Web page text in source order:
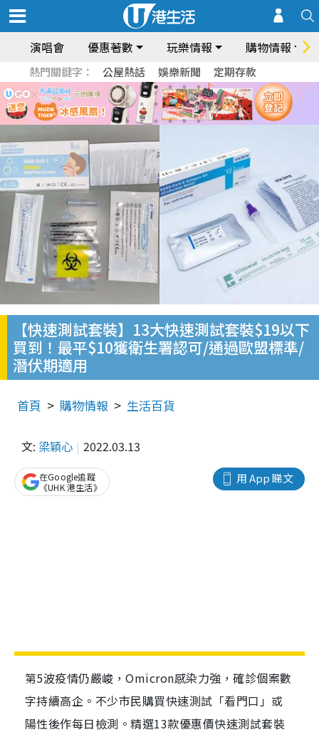
演唱會 優惠著數 玩樂情報 購物情報
熱門關鍵字： 公屋熱話 娛樂新聞 定期存款
【快速測試套裝】13大快速測試套裝$19以下
買到！最平$10獲衛生署認可/通過歐盟標準/
潛伏期適用
首頁 購物情報 生活百貨
文: 梁穎心 2022.03.13
用 App 睇文
在Google追蹤
《UHK 港生活》
第5波疫情仍嚴峻，Omicron感染力強，確診個案數
字持續高企。不少市民購買快速測試「看門口」或
陽性後作每日檢測。精選13款優惠價快速測試套裝